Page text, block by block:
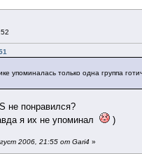
упоминалась только одна группа
не понравился?
я их не упоминал
)
2006, 21:55 от Gari4 »